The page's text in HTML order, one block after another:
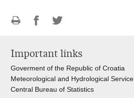
page
FacebookTwitteru
Important links
Goverment of the Republic of Croatia
Meteorological and Hydrological Service
Central Bureau of Statistics